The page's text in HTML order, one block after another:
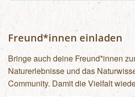
Freund*innen einladen
Bringe auch deine Freund*innen
Naturerlebnisse und das
Community. Damit die Vielfalt